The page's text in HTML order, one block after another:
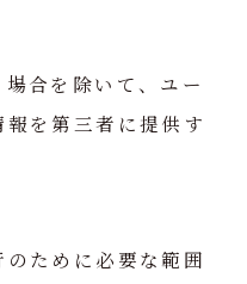
合を除いて、ユー
を第三者に提供す
ために必要な範囲